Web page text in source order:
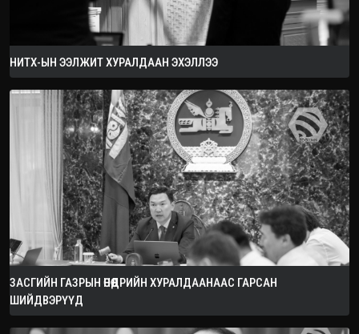
НИТХ-ЫН ЭЭЛЖИТ ХУРАЛДААН ЭХЭЛЛЭЭ
ЗАСГИЙН ГАЗРЫН ӨНӨӨДРИЙН ХУРАЛДААНААС ГАРСАН
ШИЙДВЭРҮҮД